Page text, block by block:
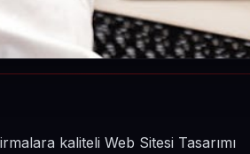
kaliteli Web Sitesi Tasarımı